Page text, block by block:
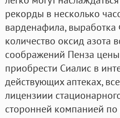
рекорды в несколько
варденафила,
количество оксид азота
соображений Пенза цены
приобрести Сиалис в
действующих аптеках,
лицензиии
сторонней компанией